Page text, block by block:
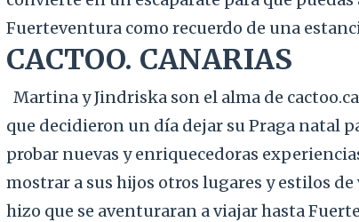
Fuerteventura como recuerdo de una
CACTOO. CANARIAS
Martina y Jindriska son el alma de
que decidieron un día dejar su Praga natal
probar nuevas y enriquecedoras
mostrar a sus hijos otros lugares y estilos
hizo que se aventuraran a viajar hasta